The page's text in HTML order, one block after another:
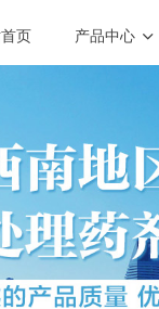
页 产品中心